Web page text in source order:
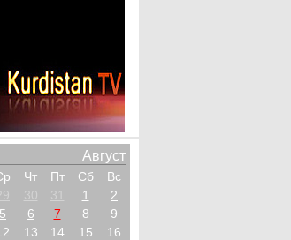
Август
Чт Пт Сб
Вс
29 30 31 1
2
5 6 7 8
9
13 14 15
16